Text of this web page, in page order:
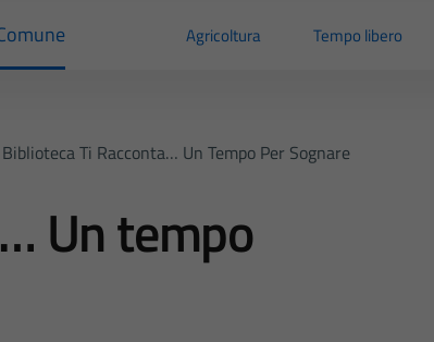
Agricoltura Tempo libero
Ti Racconta… Un Tempo Per Sognare
Un tempo